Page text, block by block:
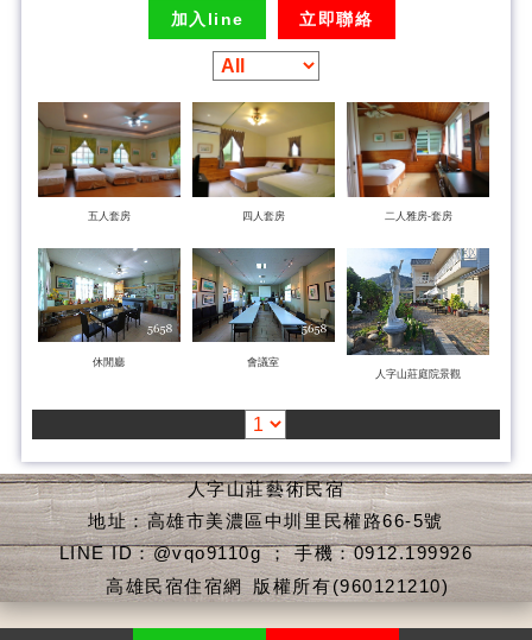
加入line 立即聯絡
五人套房 四人套房 二人雅房-套房
休閒廳
會議室
人字山莊庭院景觀
人字山莊藝術民宿
地址：高雄市美濃區中圳里民權路66-5號
LINE ID：@vqo9110g ； 手機：0912.199926
高雄民宿住宿網 版權所有(960121210)